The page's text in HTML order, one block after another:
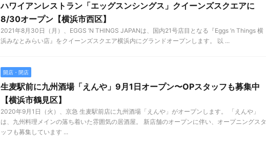
ハワイアンレストラン「エッグスンシングス」クイーンズスクエアに
8/30オープン【横浜市西区】
2021年8月30日（月）、EGGS ’N THINGS JAPANは、国内21号店目となる『Eggs ’n Things 横
浜みなとみらい店』をクイーンズスクエア横浜内にグランドオープンします。 以 ...
開店・閉店
生麦駅前に九州酒場「えんや」9月1日オープン〜OPスタッフも募集中
【横浜市鶴見区】
2020年9月1日（火）、京急 生麦駅前店に九州酒場「えんや」がオープンします。 「えんや」
は、九州料理メインの落ち着いた雰囲気の居酒屋。 新店舗のオープンに伴い、オープニングスタ
ッフも募集しています ...